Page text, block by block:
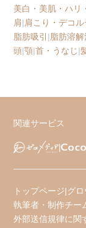
美白・美肌・ハリ
肩|肩こり・デコル
脂肪吸引 |脂肪溶
頭|顎|首・うなじ|
関連サービス
トップページ|グ
執筆者・制作チー
外部送信規律に関